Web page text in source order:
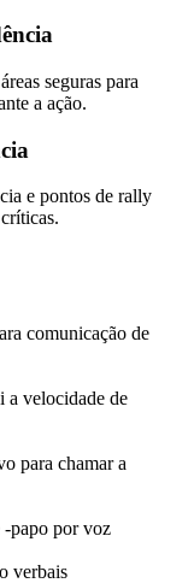
seguras para
a ação.
e pontos de rally
comunicação de
a velocidade de
para chamar a
-papo por voz
verbais